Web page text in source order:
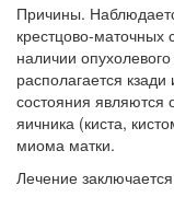
Причины.
крестцово-
наличии
располагается
состояния
яичника (киста,
миома матки.
Лечение